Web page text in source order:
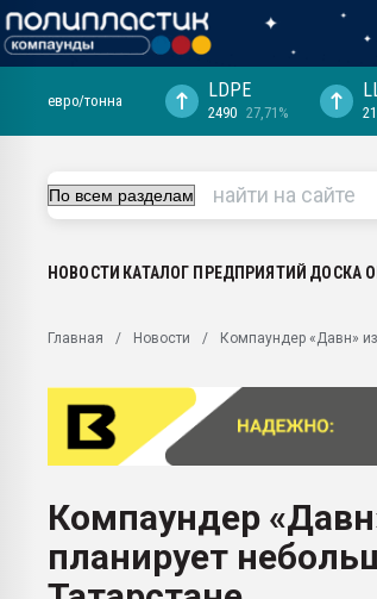
ближайшее подмосковье, с.-в.
Подмосковье, Москва
первый план в переработке
28.07.2026 "Технониколь" довольна
Всё, что касается выдува ПЭТ
Материал поверхности пуансона для
Продам отходы Композиция
поликарбоната и АБС-пластика
Armaloy PC/ABS-1IM черный цвет
евро/тонна LDPE
2490 27,71%
НОВОСТИ КАТАЛОГ ПРЕДПРИЯТИЙ ДОСКА
Главная Новости Компаундер «Давн»
Компаундер
планирует